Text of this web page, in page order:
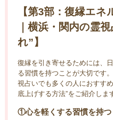
【第3部：復縁エ
｜横浜・関内の霊
れ”】
復縁を引き寄せるためには、
る習慣を持つことが大切です
視占いでも多くの人におすす
底上げする方法”をご紹介しま
①心を軽くする習慣を持つ